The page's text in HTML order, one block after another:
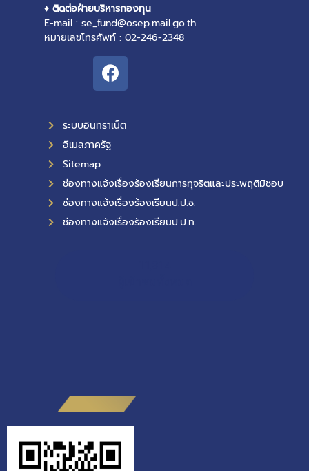
♦ ติดต่อฝ่ายบริหารกองทุน
E-mail : se_fund@osep.mail.go.th
หมายเลขโทรศัพท์ : 02-246-2348
ระบบอินทราเน็ต
อีเมลภาครัฐ
Sitemap
ช่องทางแจ้งเรื่องร้องเรียนการทุจริตและประพฤติมิชอบ
ช่องทางแจ้งเรื่องร้องเรียนป.ป.ช.
ช่องทางแจ้งเรื่องร้องเรียนป.ป.ท.